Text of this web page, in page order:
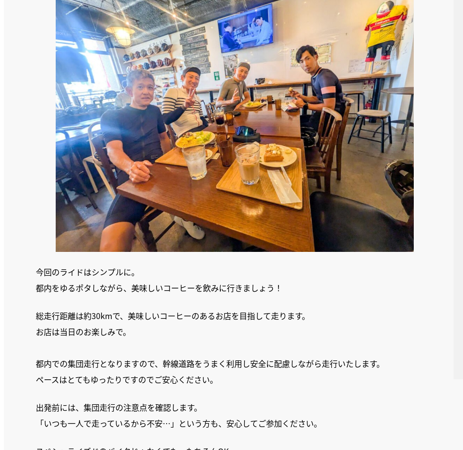
今回のライドはシンプルに。
都内をゆるポタしながら、美味しいコーヒーを飲みに行きましょう！
総走行距離は約30kmで、美味しいコーヒーのあるお店を目指して走ります。
お店は当日のお楽しみで。
都内での集団走行となりますので、幹線道路をうまく利用し安全に配慮しながら走行いたします。
ペースはとてもゆったりですのでご安心ください。
出発前には、集団走行の注意点を確認します。
「いつも一人で走っているから不安…」という方も、安心してご参加ください。